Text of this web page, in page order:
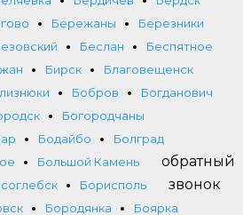
Бережаны
Березники
Беслан
Беспятное
Бирск
Благовещенск
Бобров
Богданович
Богородчаны
Бодайбо
Болград
Большой Камень
Борисполь
Бородянка
Боярка
обратный
звонок